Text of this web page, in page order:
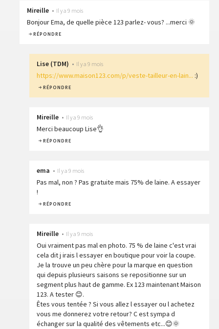
Mireille • Il y a 9 mois
Bonjour Ema, de quelle pièce 123 parlez- vous? ...merci 🌞
RÉPONDRE
Lise (TDM) • Il y a 9 mois
https://www.maison123.com/p/veste-tailleur-en-lain... :)
RÉPONDRE
Mireille • Il y a 9 mois
Merci beaucoup Lise👌
RÉPONDRE
ema • Il y a 9 mois
Pas mal, non ? Pas gratuite mais 75% de laine. A essayer
!
RÉPONDRE
Mireille • Il y a 9 mois
Oui vraiment pas mal en photo. 75 % de laine c'est vrai
cela dit j irais l essayer en boutique pour voir la coupe.
Je la trouve un peu chère pour la marque en question
qui depuis plusieurs saisons se repositionne sur un
segment plus haut de gamme. Ex 123 maintenant Maison
123. A tester 😊.
Êtes vous tentée ? Si vous allez l essayer ou l achetez
vous me donnerez votre retour? C est sympa d
échanger sur la qualité des vêtements etc...😊🌞